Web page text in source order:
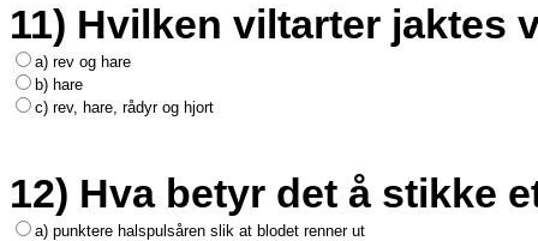
11) Hvilken viltarter jaktes
a) rev og hare
b) hare
c) rev, hare, rådyr og hjort
12) Hva betyr det å stikke
a) punktere halspulsåren slik at blodet renner ut